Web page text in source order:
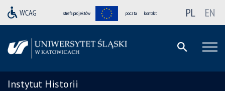
strefa projektów poczta kontakt PL EN
Instytut Historii